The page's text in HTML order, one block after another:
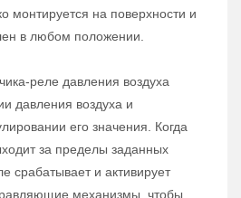
монтируется на поверхности и
в любом положении.
реле давления воздуха
давления воздуха и
его значения. Когда
за пределы заданных
срабатывает и активирует
механизмы, чтобы